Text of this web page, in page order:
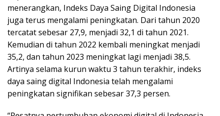
menerangkan, Indeks Daya Saing Digital Indonesia
juga terus mengalami peningkatan. Dari tahun 2020
tercatat sebesar 27,9, menjadi 32,1 di tahun 2021.
Kemudian di tahun 2022 kembali meningkat menjadi
35,2, dan tahun 2023 meningkat lagi menjadi 38,5.
Artinya selama kurun waktu 3 tahun terakhir, indeks
daya saing digital Indonesia telah mengalami
peningkatan signifikan sebesar 37,3 persen.